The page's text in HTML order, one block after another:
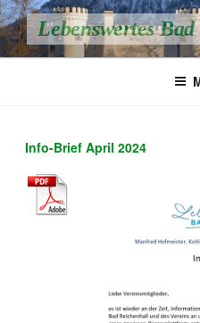
Zum
Inhalt
springen
Lebenswertes
Info-Brief April 2024